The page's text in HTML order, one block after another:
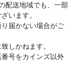
配送地域でも、一部
います。
届かない場合がご
しかねます。
号をカインズ以外